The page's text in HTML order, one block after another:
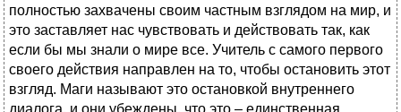
полностью захвачены своим частным взглядом на мир, и
это заставляет нас чувствовать и действовать так, как
если бы мы знали о мире все. Учитель с самого первого
своего действия направлен на то, чтобы остановить этот
взгляд. Маги называют это остановкой внутреннего